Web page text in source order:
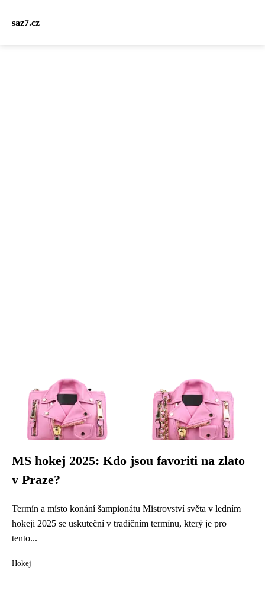
saz7.cz
MS hokej 2025: Kdo jsou favoriti na zlato
v Praze?
Termín a místo konání šampionátu Mistrovství světa v ledním
hokeji 2025 se uskuteční v tradičním termínu, který je pro
tento...
Hokej